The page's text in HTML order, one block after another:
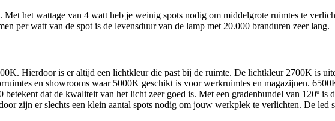
het wattage van 4 watt heb je weinig spots nodig om middelgrote ruimtes te
per watt van de spot is de levensduur van de lamp met 20.000 branduren zeer lang.
Hierdoor is er altijd een lichtkleur die past bij de ruimte. De lichtkleur 2700K is
en showrooms waar 5000K geschikt is voor werkruimtes en magazijnen.
dat de kwaliteit van het licht zeer goed is. Met een gradenbundel van 120º is
zijn er slechts een klein aantal spots nodig om jouw werkplek te verlichten. De led